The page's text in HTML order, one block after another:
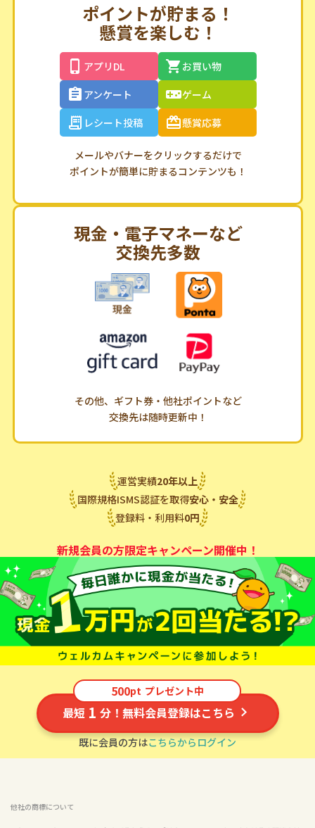
ポイントが貯まる！
懸賞を楽しむ！
アプリDL
お買い物
アンケート
ゲーム
レシート投稿
懸賞応募
メールやバナーをクリックするだけで
ポイントが簡単に貯まるコンテンツも！
現金・電子マネーなど
交換先多数
その他、ギフト券・他社ポイントなど
交換先は随時更新中！
運営実績20年以上
国際規格ISMS認証を取得安心・安全
登録料・利用料0円
新規会員の方限定キャンペーン開催中！
500pt プレゼント中
最短 1 分！無料会員登録はこちら
既に会員の方はこちらからログイン
他社の商標について